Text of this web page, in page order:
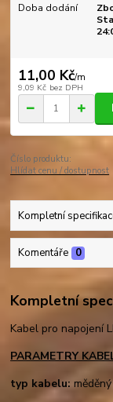
Doba dodání
11,00 Kč/m
9,09 Kč bez DPH
Číslo produktu:
Hlídat cenu / dostupnost
Kompletní
Komentáře 0
Kompletní
Kabel pro napojení
PARAMETRY
typ kabelu: